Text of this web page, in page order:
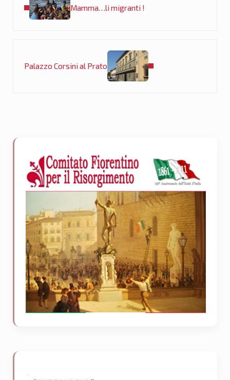
Mamma…li migranti !
Palazzo Corsini al Prato
Sidebar